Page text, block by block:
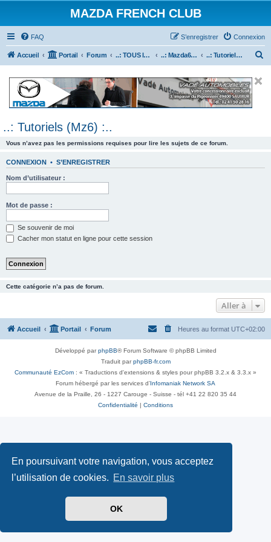
En poursuivant votre navigation, vous acceptez
l’utilisation de cookies. En savoir plus
OK
MAZDA FRENCH CLUB
FAQ Connexion
S’enregistrer
Accueil Portail Forum ..: TOUS les Véhicules MAZDA :.. ..: Mazda6 :.. ..: Tutoriels (Mz6) :..
e
..: Tutoriels (Mz6) :..
Vous n’avez pas les permissions requises pour lire les sujets de ce forum.
CONNEXION • S’ENREGISTRER
Nom d’utilisateur :
Mot de passe :
Se souvenir de moi
Cacher mon statut en ligne pour cette session
Cette catégorie n’a pas de forum.
Aller à
Accueil Portail Forum Heures au format UTC+02:00
Développé parphpBB® Forum Software © phpBB Limited
Traduit parphpBB-fr.com
Communauté EzCom : « Traductions d'extensions & styles pour phpBB 3.2.x & 3.3.x »
Forum hébergé par les services d’ Infomaniak Network SA
Avenue de la Praille, 26 - 1227 Carouge - Suisse - tél +41 22 820 35 44
Confidentialité
Conditions